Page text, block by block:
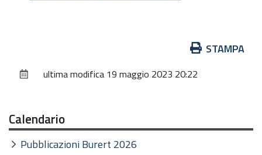
documento
STAMPA
ultima modifica 19 maggio 2023 20:22
Calendario
Pubblicazioni Burert 2026